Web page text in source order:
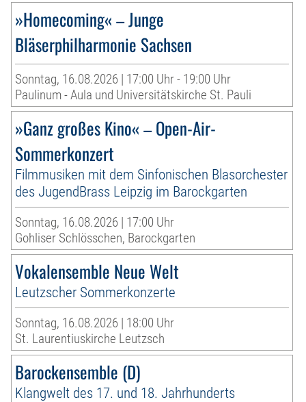
»Homecoming« – Junge
Bläserphilharmonie Sachsen
Sonntag, 16.08.2026 | 17:00 Uhr - 19:00 Uhr
Paulinum - Aula und Universitätskirche St. Pauli
»Ganz großes Kino« – Open-Air-
Sommerkonzert
Filmmusiken mit dem Sinfonischen Blasorchester
des JugendBrass Leipzig im Barockgarten
Sonntag, 16.08.2026 | 17:00 Uhr
Gohliser Schlösschen, Barockgarten
Vokalensemble Neue Welt
Leutzscher Sommerkonzerte
Sonntag, 16.08.2026 | 18:00 Uhr
St. Laurentiuskirche Leutzsch
Barockensemble (D)
Klangwelt des 17. und 18. Jahrhunderts